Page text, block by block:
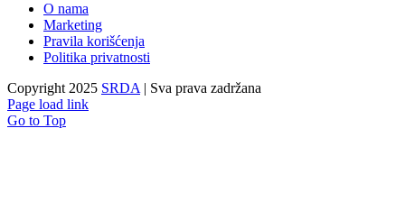
O nama
Marketing
Pravila korišćenja
Politika privatnosti
Copyright 2025 SRDA | Sva prava zadržana
Page load link
Go to Top